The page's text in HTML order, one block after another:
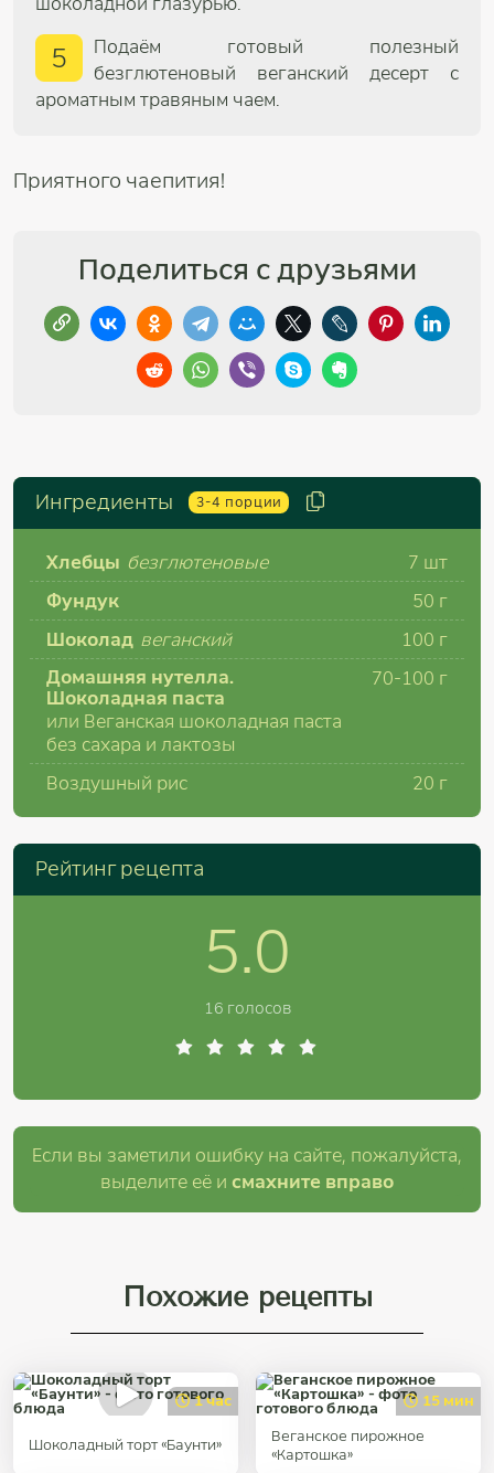
5
Подаём готовый полезный
безглютеновый веганский десерт с
ароматным травяным чаем.
Приятного чаепития!
Поделиться с друзьями
Ингредиенты 3-4 порции
Хлебцы безглютеновые 7 шт
Фундук
50 г
Шоколад веганский 100 г
Домашняя нутелла.
Шоколадная паста
или Веганская шоколадная паста
без сахара и лактозы
70-100 г
Воздушный рис 20 г
Рейтинг рецепта
5.0
16 голосов
Если вы заметили ошибку на сайте, пожалуйста,
выделите её и смахните вправо
Похожие рецепты
1 час
Шоколадный торт «Баунти»
15 мин
Веганское пирожное
«Картошка»